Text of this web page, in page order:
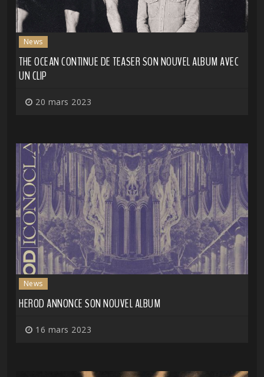
News
THE OCEAN CONTINUE DE TEASER SON NOUVEL ALBUM AVEC
UN CLIP
20 mars 2023
News
HEROD ANNONCE SON NOUVEL ALBUM
16 mars 2023